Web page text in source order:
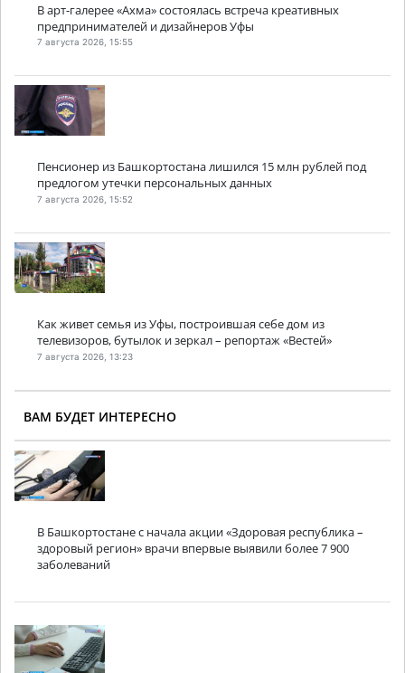
В арт-галерее «Ахма» состоялась встреча креативных
предпринимателей и дизайнеров Уфы
7 августа 2026, 15:55
Пенсионер из Башкортостана лишился 15 млн рублей под
предлогом утечки персональных данных
7 августа 2026, 15:52
Как живет семья из Уфы, построившая себе дом из
телевизоров, бутылок и зеркал – репортаж «Вестей»
7 августа 2026, 13:23
ВАМ БУДЕТ ИНТЕРЕСНО
В Башкортостане с начала акции «Здоровая республика –
здоровый регион» врачи впервые выявили более 7 900
заболеваний